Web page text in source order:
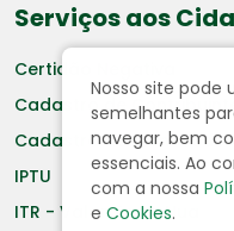
Serviços aos
Certidão Negativa
Cadastro de
Cadastro de Fornecedor
IPTU
ITR - Valor Terra Nua
Nosso site pode
semelhantes
navegar, bem
essenciais. Ao
com a nossa
eCookies.